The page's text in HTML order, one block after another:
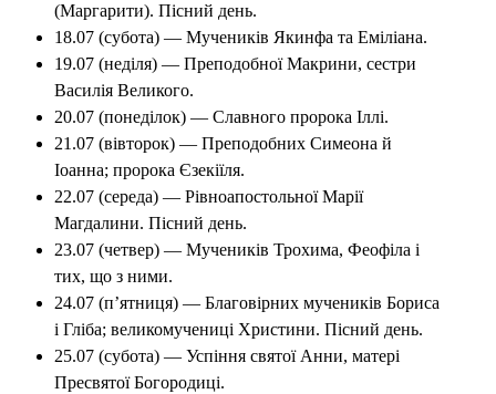
(Маргарити). Пісний день.
18.07 (субота) — Мучеників Якинфа та Еміліана.
19.07 (неділя) — Преподобної Макрини, сестри
Василія Великого.
20.07 (понеділок) — Славного пророка Іллі.
21.07 (вівторок) — Преподобних Симеона й
Іоанна; пророка Єзекіїля.
22.07 (середа) — Рівноапостольної Марії
Магдалини. Пісний день.
23.07 (четвер) — Мучеників Трохима, Феофіла і
тих, що з ними.
24.07 (п’ятниця) — Благовірних мучеників Бориса
і Гліба; великомучениці Христини. Пісний день.
25.07 (субота) — Успіння святої Анни, матері
Пресвятої Богородиці.